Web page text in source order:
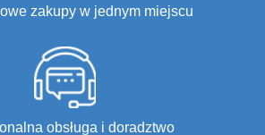
zakupy w jednym miejscu
obsługa i doradztwo